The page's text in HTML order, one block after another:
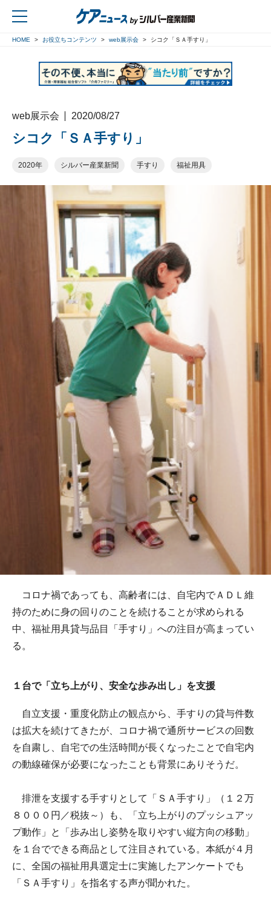
HOME お役立ちコンテンツ web展示会 シコク「ＳＡ手すり」
web展示会 2020/08/27
シコク「ＳＡ手すり」
2020年 シルバー産業新聞 手すり 福祉用具
コロナ禍であっても、高齢者には、自宅内でＡＤＬ維
持のために身の回りのことを続けることが求められる
中、福祉用具貸与品目「手すり」への注目が高まってい
る。
１台で「立ち上がり、安全な歩み出し」を支援
自立支援・重度化防止の観点から、手すりの貸与件数
は拡大を続けてきたが、コロナ禍で通所サービスの回数
を自粛し、自宅での生活時間が長くなったことで自宅内
の動線確保が必要になったことも背景にありそうだ。
排泄を支援する手すりとして「ＳＡ手すり」（１２万
８０００円／税抜～）も、「立ち上がりのプッシュアッ
プ動作」と「歩み出し姿勢を取りやすい縦方向の移動」
を１台でできる商品として注目されている。本紙が４月
に、全国の福祉用具選定士に実施したアンケートでも
「ＳＡ手すり」を指名する声が聞かれた。